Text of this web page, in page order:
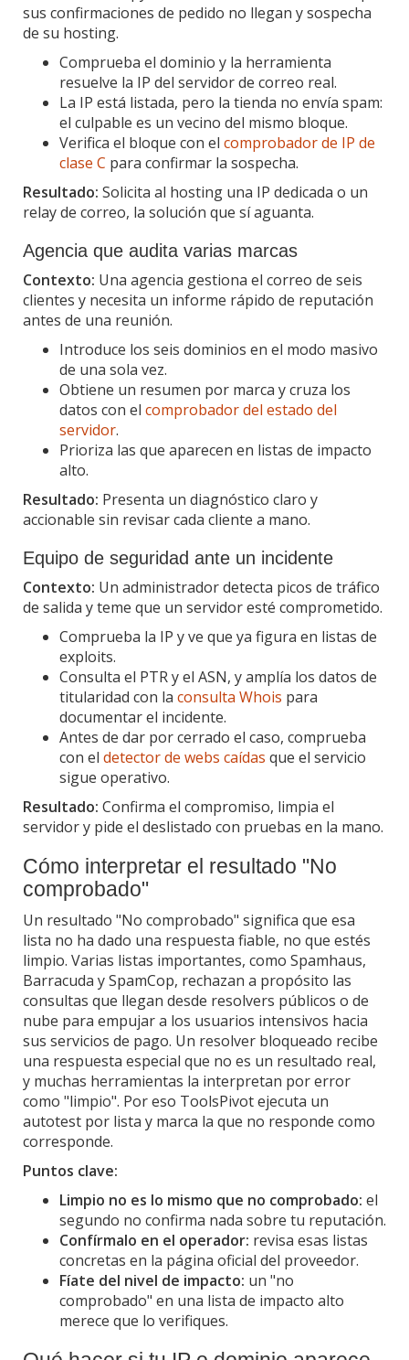
sus confirmaciones de pedido no llegan y sospecha
de su hosting.
Comprueba el dominio y la herramienta
resuelve la IP del servidor de correo real.
La IP está listada, pero la tienda no envía spam:
el culpable es un vecino del mismo bloque.
Verifica el bloque con el comprobador de IP de
clase C para confirmar la sospecha.
Resultado: Solicita al hosting una IP dedicada o un
relay de correo, la solución que sí aguanta.
Agencia que audita varias marcas
Contexto: Una agencia gestiona el correo de seis
clientes y necesita un informe rápido de reputación
antes de una reunión.
Introduce los seis dominios en el modo masivo
de una sola vez.
Obtiene un resumen por marca y cruza los
datos con el comprobador del estado del
servidor.
Prioriza las que aparecen en listas de impacto
alto.
Resultado: Presenta un diagnóstico claro y
accionable sin revisar cada cliente a mano.
Equipo de seguridad ante un incidente
Contexto: Un administrador detecta picos de tráfico
de salida y teme que un servidor esté comprometido.
Comprueba la IP y ve que ya figura en listas de
exploits.
Consulta el PTR y el ASN, y amplía los datos de
titularidad con la consulta Whois para
documentar el incidente.
Antes de dar por cerrado el caso, comprueba
con el detector de webs caídas que el servicio
sigue operativo.
Resultado: Confirma el compromiso, limpia el
servidor y pide el deslistado con pruebas en la mano.
Cómo interpretar el resultado "No
comprobado"
Un resultado "No comprobado" significa que esa
lista no ha dado una respuesta fiable, no que estés
limpio. Varias listas importantes, como Spamhaus,
Barracuda y SpamCop, rechazan a propósito las
consultas que llegan desde resolvers públicos o de
nube para empujar a los usuarios intensivos hacia
sus servicios de pago. Un resolver bloqueado recibe
una respuesta especial que no es un resultado real,
y muchas herramientas la interpretan por error
como "limpio". Por eso ToolsPivot ejecuta un
autotest por lista y marca la que no responde como
corresponde.
Puntos clave:
Limpio no es lo mismo que no comprobado: el
segundo no confirma nada sobre tu reputación.
Confírmalo en el operador: revisa esas listas
concretas en la página oficial del proveedor.
Fíate del nivel de impacto: un "no
comprobado" en una lista de impacto alto
merece que lo verifiques.